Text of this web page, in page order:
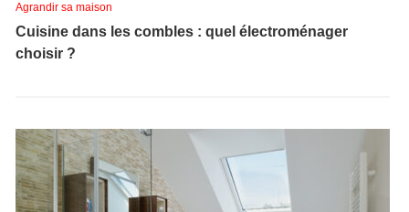
Agrandir sa maison
Cuisine dans les combles : quel électroménager
choisir ?